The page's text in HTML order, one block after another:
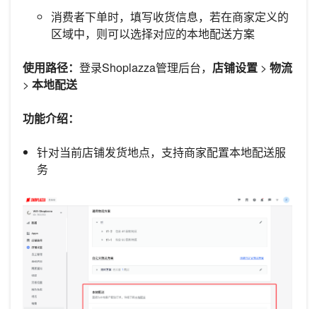
消费者下单时，填写收货信息，若在商家定义的
区域中，则可以选择对应的本地配送方案
使用路径： 登录Shoplazza管理后台， 店铺设置 > 物流
> 本地配送
功能介绍：
针对当前店铺发货地点，支持商家配置本地配送服
务